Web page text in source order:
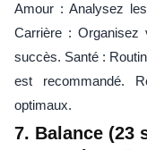
Amour : Analysez
Carrière :
succès. Santé :
est recommandé.
optimaux.
7. Balance (23